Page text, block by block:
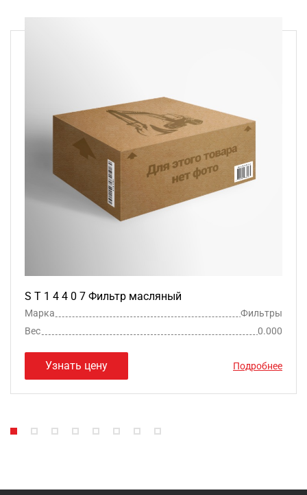
S T 1 4 4 0 7 Фильтр масляный
Марка
Фильтры
Вес
0.000
Узнать цену Подробнее